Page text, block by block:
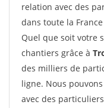
relation avec des
dans toute la
Quel que soit votre
chantiers grâce à
des milliers de
ligne. Nous
avec des